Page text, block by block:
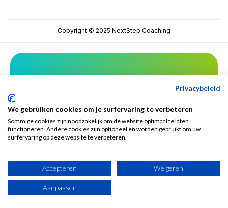
Copyright © 2025 NextStep Coaching
Privacybeleid
We gebruiken cookies om je surfervaring te verbeteren
Sommige cookies zijn noodzakelijk om de website optimaal te laten
functioneren. Andere cookies zijn optioneel en worden gebruikt om uw
surfervaring op deze website te verbeteren.
Accepteren Weigeren
Aanpassen